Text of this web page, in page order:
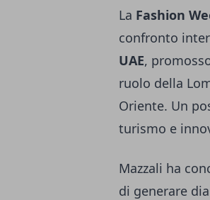
La Fashion
confronto
UAE,
ruolo della
Oriente. Un
turismo e
Mazzali ha
di generare